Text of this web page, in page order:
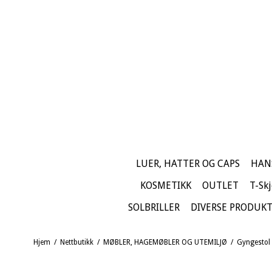
LUER, HATTER OG CAPS
KOSMETIKK
OUTLET
T-
SOLBRILLER
DIVERSE
Hjem / Nettbutikk / MØBLER, HAGEMØBLER OG UTEMILJØ / Gyngestol